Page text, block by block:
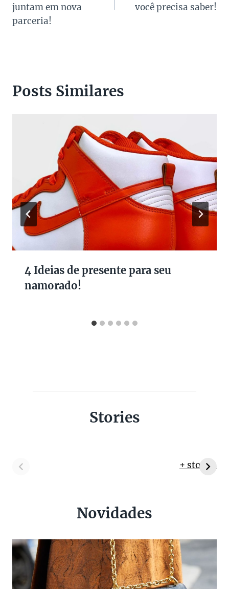
Post
juntam em nova
parceria!
você precisa saber!
Posts Similares
4 Ideias de presente para seu
namorado!
Stories
+ stories
Novidades